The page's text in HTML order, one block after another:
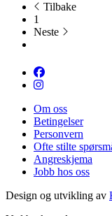
Tilbake
1
Neste
Om oss
Betingelser
Personvern
Ofte stilte
Angreskjema
Jobb hos oss
Design og utvikling av